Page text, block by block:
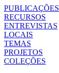
PUBLICAÇÕES
RECURSOS
ENTREVISTAS
LOCAIS
TEMAS
PROJETOS
COLEÇÕES